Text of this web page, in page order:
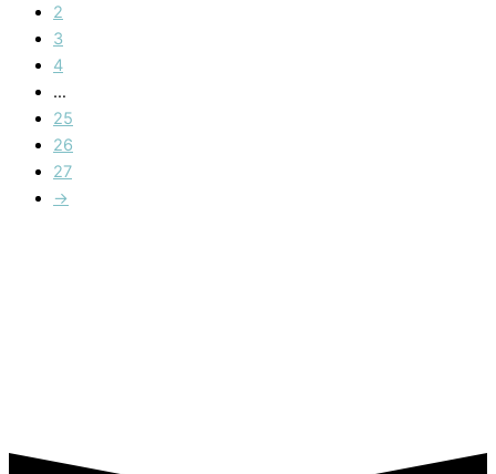
2
3
4
…
25
26
27
→